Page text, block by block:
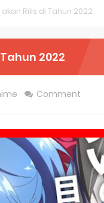
Gets 2026 Anime
New Visual
Barbaric King Unveils
April Premiere
Novel Gets TV
Rilis di Tahun 2022
2022
Comment